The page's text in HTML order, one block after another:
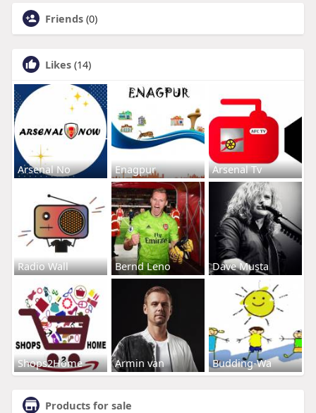
Friends (0)
Likes (14)
Arsenal No Enagpur Arsenal Tv
Radio Wall Bernd Leno Dave Musta
Shops2Home Armin van Budding-Wa
Products for sale